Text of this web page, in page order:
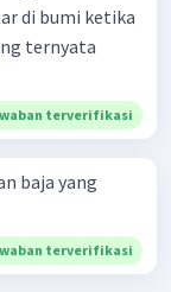
di bumi ketika
ternyata
terverifikasi
baja yang
terverifikasi